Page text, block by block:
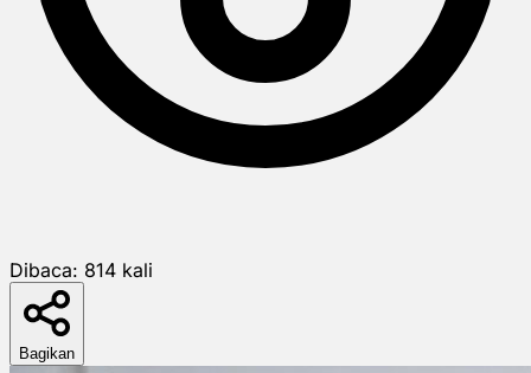
Dibaca: 814 kali
Bagikan